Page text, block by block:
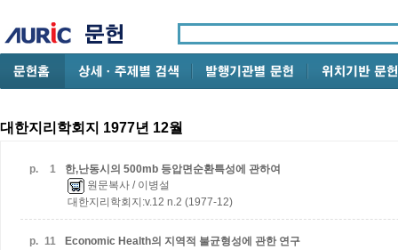
대한지리학회지 1977년 12월
p. 1
한,난동시의 500mb 등압면순환특성에 관하여
원문복사 / 이병설
대한지리학회지:v.12 n.2 (1977-12)
p. 11
Economic Health의 지역적 불균형성에 관한 연구